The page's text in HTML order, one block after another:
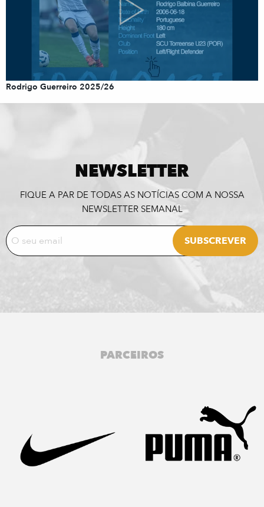
Rodrigo Guerreiro 2025/26
NEWSLETTER
FIQUE A PAR DE TODAS AS NOTÍCIAS COM A NOSSA
NEWSLETTER SEMANAL
PARCEIROS